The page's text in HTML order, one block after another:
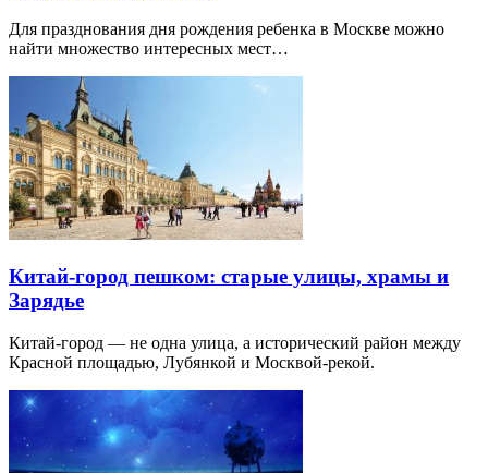
Для празднования дня рождения ребенка в Москве можно
найти множество интересных мест…
Китай-город пешком: старые улицы, храмы и
Зарядье
Китай-город — не одна улица, а исторический район между
Красной площадью, Лубянкой и Москвой-рекой.